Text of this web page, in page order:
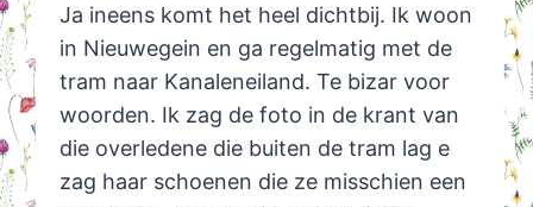
Ja ineens komt het heel dichtbij. Ik woon
in Nieuwegein en ga regelmatig met de
tram naar Kanaleneiland. Te bizar voor
woorden. Ik zag de foto in de krant van
die overledene die buiten de tram lag e
zag haar schoenen die ze misschien een